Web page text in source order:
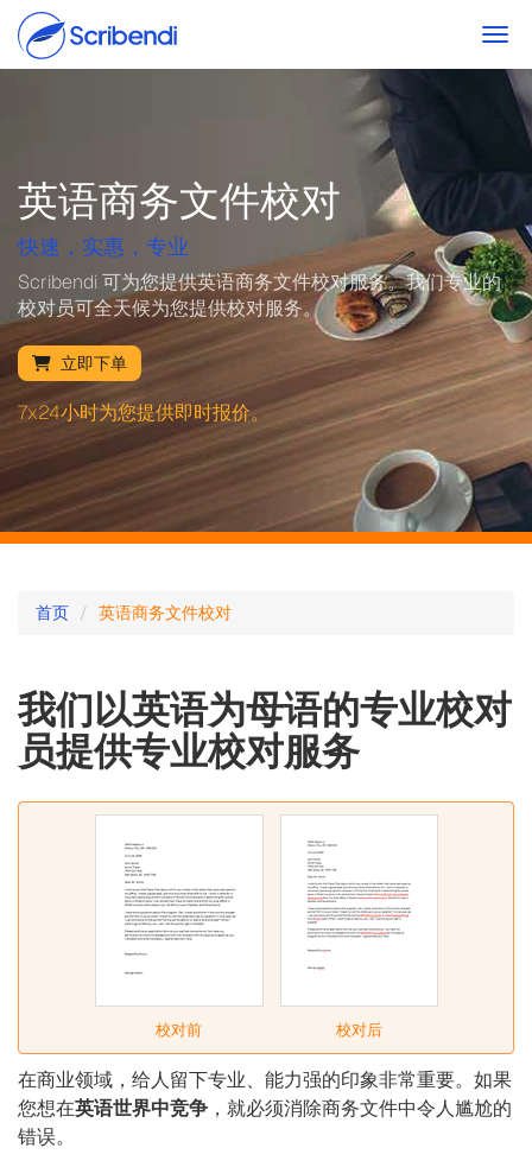
英语商务文件校对
快速，实惠，专业
Scribendi 可为您提供英语商务文件校对服务。我们专业的
校对员可全天候为您提供校对服务。
立即下单
7x24小时为您提供即时报价。
语
商
务
文
件
首页 英语商务文件校对
我们以英语为母语的专业校对
员提供专业校对服务
校对前 校对后
在商业领域，给人留下专业、能力强的印象非常重要。如果
您想在英语世界中竞争 ，就必须消除商务文件中令人尴尬的
错误。